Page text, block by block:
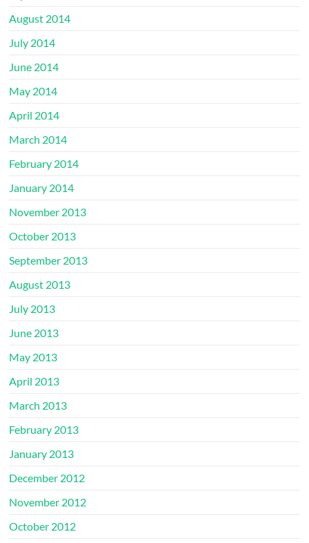
August 2014
July 2014
June 2014
May 2014
April 2014
March 2014
February 2014
January 2014
November 2013
October 2013
September 2013
August 2013
July 2013
June 2013
May 2013
April 2013
March 2013
February 2013
January 2013
December 2012
November 2012
October 2012